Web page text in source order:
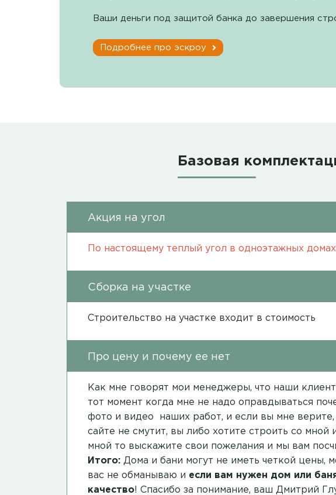
Ваши деньги под защитой банка до завершения
Подробнее про эскроу
Базовая
Акция на угол
По настоящему теплый угол в одноэтажных
Сборка на участке
Строительство на участке входит в стоимость
Про цену и почему ее нет
Как мне говорят мои менеджеры, что наши
тот момент когда мне не надо оправдываться
фото и видео наших работ, и если вы мне верите,
сайте не смутит, вы либо хотите строить со
мной то выскажите свои пожелания и мы вам
Итого: Дома и бани могут не иметь четкой цены,
вас не обманываю и если вам нужен дом или
качество! Спасибо за понимание, ваш Дмитрий